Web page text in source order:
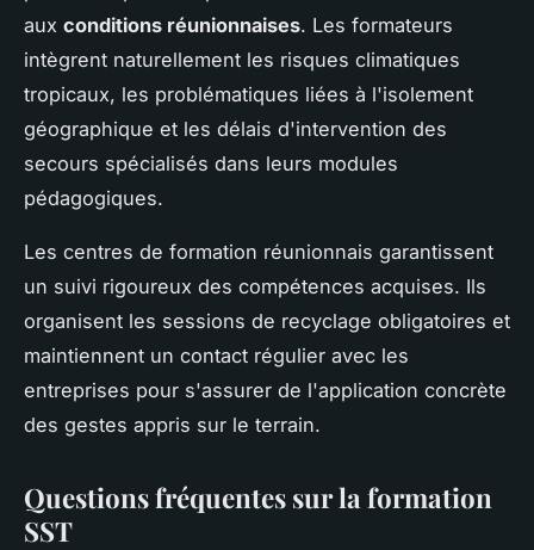
aux conditions réunionnaises. Les formateurs
intègrent naturellement les risques climatiques
tropicaux, les problématiques liées à l'isolement
géographique et les délais d'intervention des
secours spécialisés dans leurs modules
pédagogiques.
Les centres de formation réunionnais garantissent
un suivi rigoureux des compétences acquises. Ils
organisent les sessions de recyclage obligatoires et
maintiennent un contact régulier avec les
entreprises pour s'assurer de l'application concrète
des gestes appris sur le terrain.
Questions fréquentes sur la formation
SST